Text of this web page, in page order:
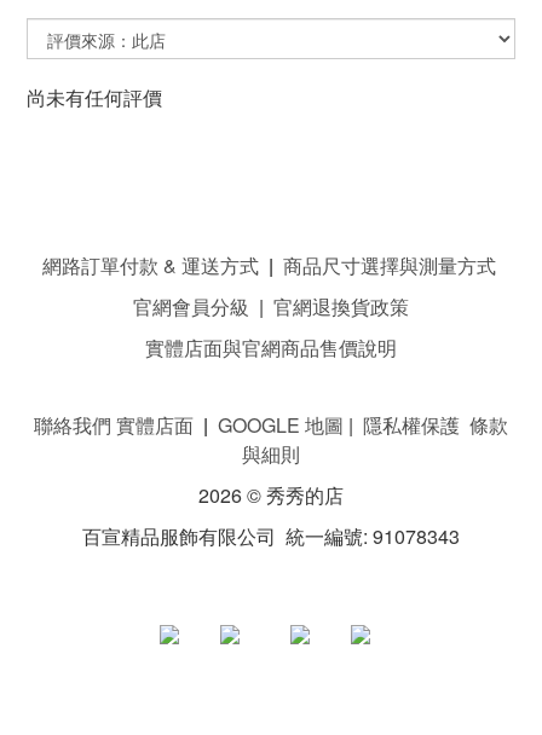
尚未有任何評價
網路訂單付款 & 運送方式| 商品尺寸選擇與測量方式
官網會員分級 | 官網退換貨政策
實體店面與官網商品售價說明
聯絡我們 實體店面 | GOOGLE 地圖 | 隱私權保護 條款
與細則
2026 © 秀秀的店
百宣精品服飾有限公司 統一編號: 91078343